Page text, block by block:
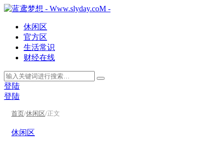
休闲区
官方区
生活常识
财经在线
登陆
登陆
首页/休闲区/正文
休闲区